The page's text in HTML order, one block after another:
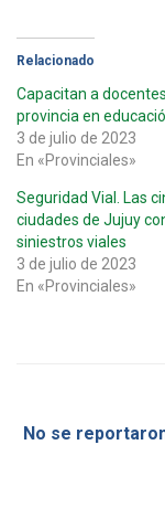
Relacionado
Capacitan a
provincia en
3 de julio de 2023
En «Provinciales»
Seguridad Vial. Las
ciudades de Jujuy
siniestros viales
3 de julio de 2023
En «Provinciales»
No se